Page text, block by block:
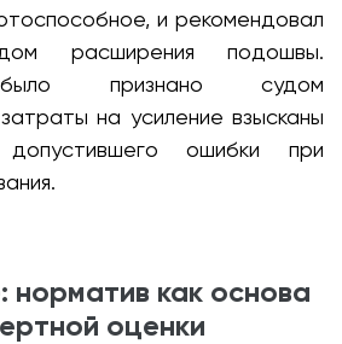
и рекомендовал
расширения подошвы.
признано судом
на усиление взысканы
ошибки при
норматив как основа
оценки